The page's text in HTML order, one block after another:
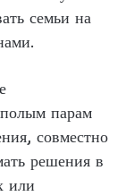
семьи на
парам
совместно
решения в
или